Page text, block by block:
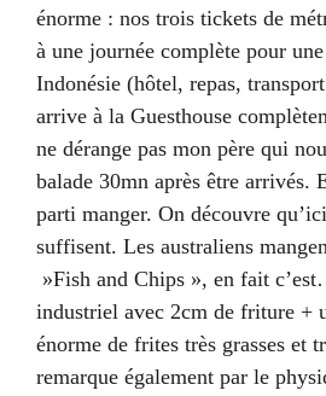
énorme : nos trois tickets de
à une journée complète pour
Indonésie (hôtel, repas,
arrive à la Guesthouse
ne dérange pas mon père qui
balade 30mn après être arrivés.
parti manger. On découvre
suffisent. Les australiens
»Fish and Chips », en fait
industriel avec 2cm de friture +
énorme de frites très grasses et
remarque également par le